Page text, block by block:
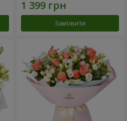
Замовити